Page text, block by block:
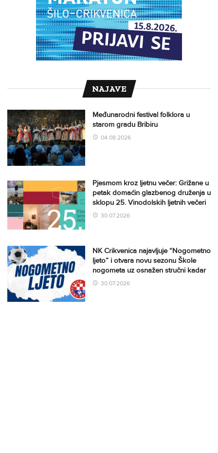
NAJAVE
Međunarodni festival folklora u
starom gradu Bribiru
04.08.2026
Pjesmom kroz ljetnu večer: Grižane u
petak domaćin glazbenog druženja u
sklopu 25. Vinodolskih ljetnih večeri
30.07.2026
NK Crikvenica najavljuje “Nogometno
ljeto” i otvara novu sezonu Škole
nogometa uz osnažen stručni kadar
30.07.2026